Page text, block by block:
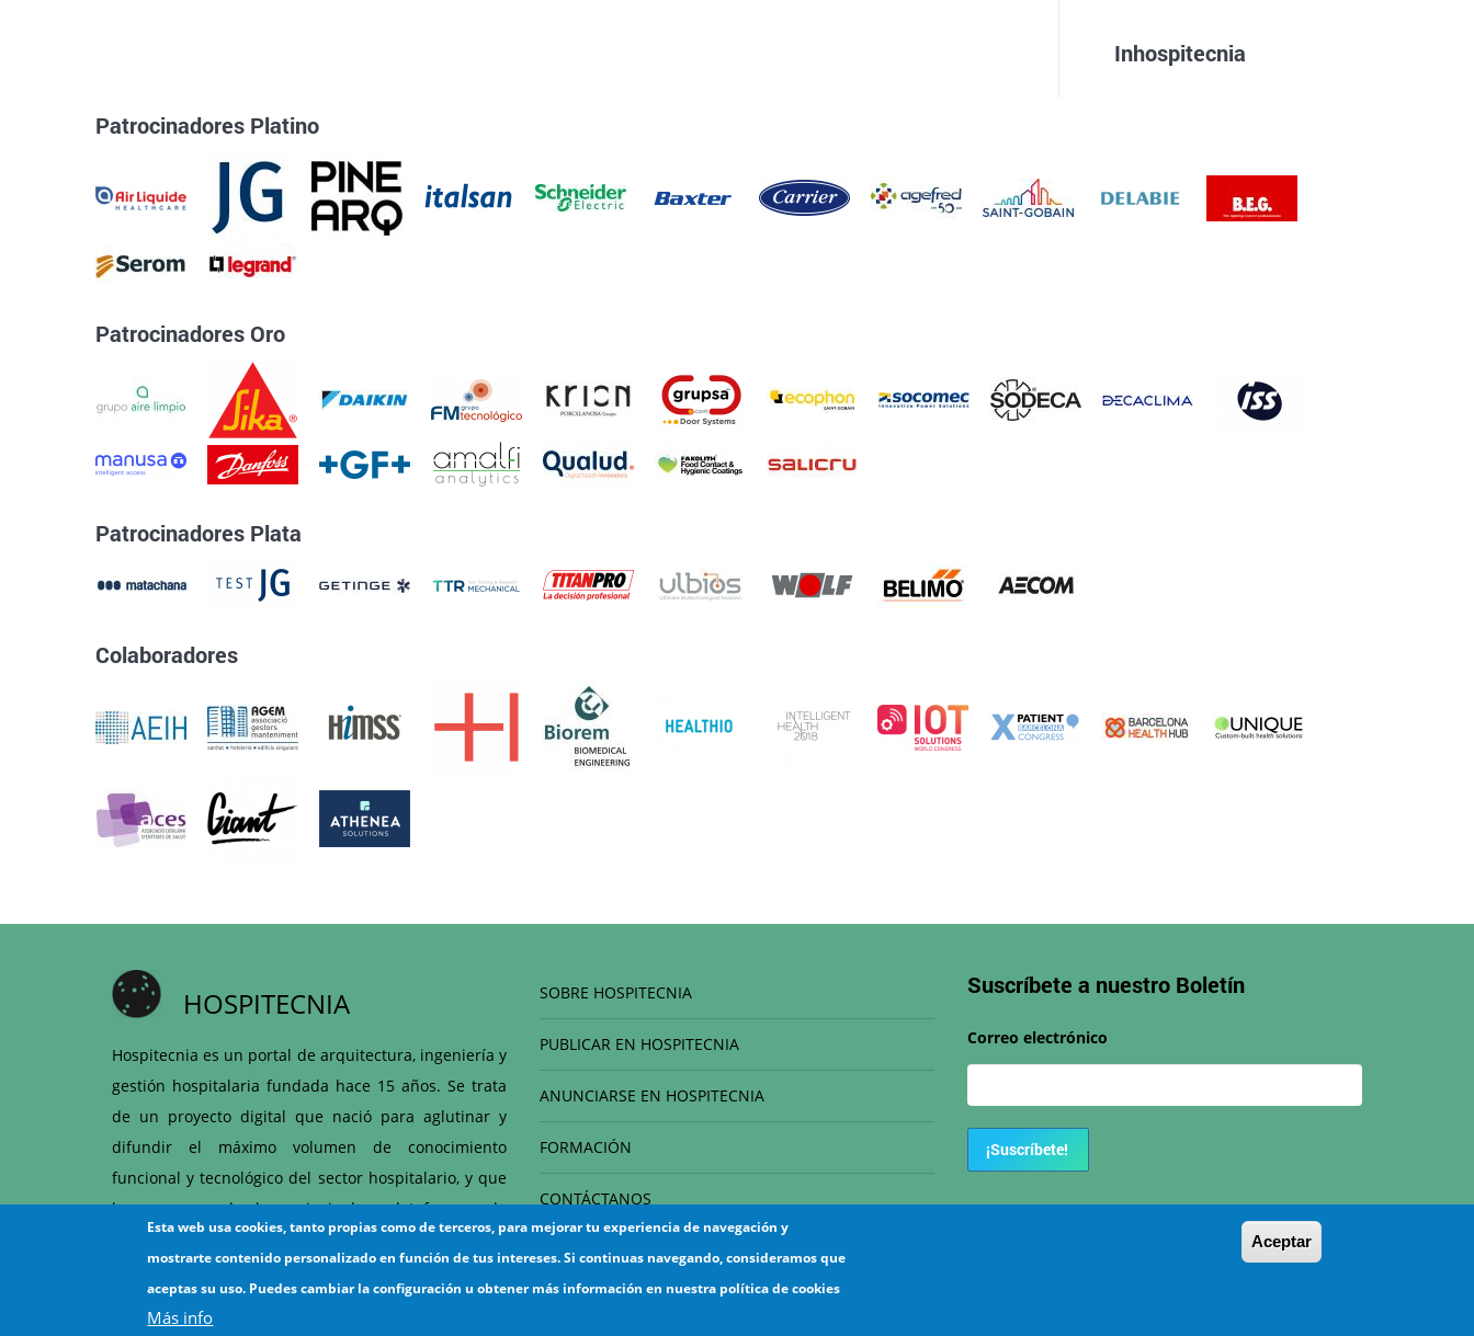
Inhospitecnia
Patrocinadores Platino
Patrocinadores Oro
Patrocinadores Plata
Colaboradores
HOSPITECNIA
Hospitecnia es un portal de arquitectura, ingeniería y
gestión hospitalaria fundada hace 15 años. Se trata
de un proyecto digital que nació para aglutinar y
difundir el máximo volumen de conocimiento
funcional y tecnológico del sector hospitalario, y que
hoy es una de las principales plataformas de
articulación entre hospitales y proveedores del
ámbito sanitario.
SOBRE HOSPITECNIA
PUBLICAR EN HOSPITECNIA
ANUNCIARSE EN HOSPITECNIA
FORMACIÓN
CONTÁCTANOS
Suscríbete a nuestro Boletín
Correo electrónico
¡Suscríbete!
Esta web usa cookies, tanto propias como de terceros, para mejorar tu experiencia de navegación y
mostrarte contenido personalizado en función de tus intereses. Si continuas navegando, consideramos que
aceptas su uso. Puedes cambiar la configuración u obtener más información en nuestra política de cookies
Más info
Aceptar